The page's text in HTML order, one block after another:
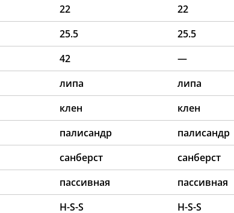
22 22
25.5 25.5
42 —
липа липа
клен клен
палисандр палисандр
санберст санберст
пассивная пассивная
H-S-S H-S-S